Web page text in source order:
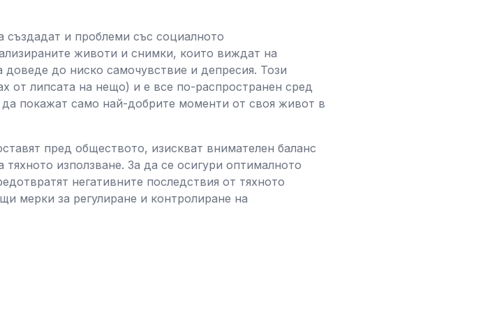
и проблеми със социалното
животи и снимки, които виждат на
до ниско самочувствие и депресия. Този
от липсата на нещо) и е все по-распространен сред
покажат само най-добрите моменти от своя живот в
пред обществото, изискват внимателен баланс
използване. За да се осигури оптималното
негативните последствия от тяхното
мерки за регулиране и контролиране на